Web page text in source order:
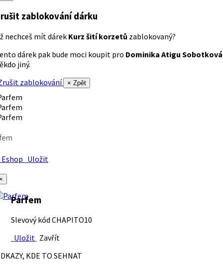
zablokování dárku
nechceš mít dárek Kurz šití korzetů zablokovaný?
dárek pak bude moci koupit pro Dominika Atigu Sobotková
jiný.
zablokování
× Zpět
Uložit
Parfem
Slevový kód CHAPITO10
Uložit Zavřít
KDE TO SEHNAT